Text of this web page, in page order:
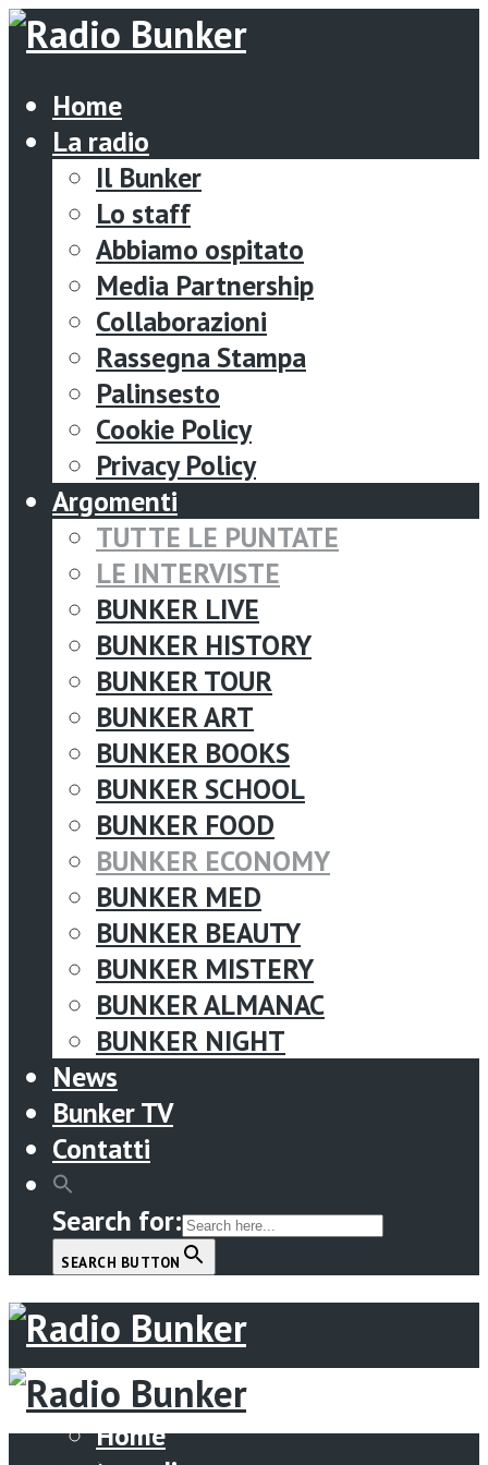
Home
La radio
Il Bunker
Lo staff
Abbiamo ospitato
Media Partnership
Collaborazioni
Rassegna Stampa
Palinsesto
Cookie Policy
Privacy Policy
Argomenti
TUTTE LE PUNTATE
LE INTERVISTE
BUNKER LIVE
BUNKER HISTORY
BUNKER TOUR
BUNKER ART
BUNKER BOOKS
BUNKER SCHOOL
BUNKER FOOD
BUNKER ECONOMY
BUNKER MED
BUNKER BEAUTY
BUNKER MISTERY
BUNKER ALMANAC
BUNKER NIGHT
News
Bunker TV
Contatti
Search for:
SEARCH BUTTON
Menu
Home